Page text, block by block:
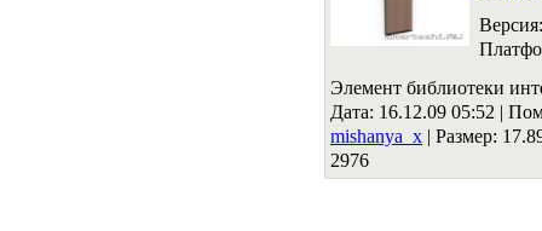
Элемент библиотеки
Дата: 16.12.09 05:52 |
mishanya_x | Размер:
2976